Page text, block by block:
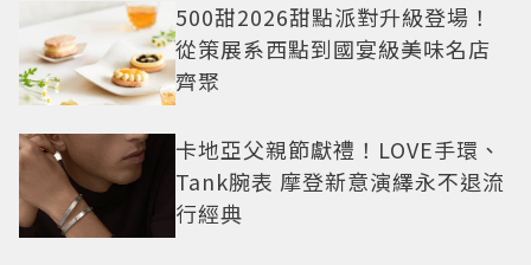
500甜2026甜點派對升級登場！
從策展系西點到國宴級美味名店
齊聚
卡地亞父親節獻禮！LOVE手環、
Tank腕表 摩登新意演繹永不退流
行經典